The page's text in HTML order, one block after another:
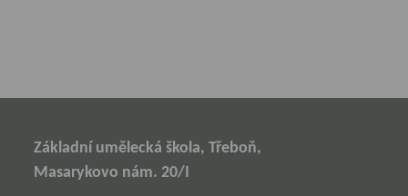
Základní umělecká škola, Třeboň,
Masarykovo nám. 20/I